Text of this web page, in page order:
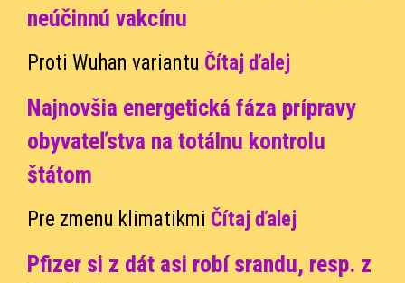
neúčinnú vakcínu
Proti Wuhan variantu Čítaj ďalej
Najnovšia energetická fáza prípravy
obyvateľstva na totálnu kontrolu
štátom
Pre zmenu klimatikmi Čítaj ďalej
Pfizer si z dát asi robí srandu, resp. z